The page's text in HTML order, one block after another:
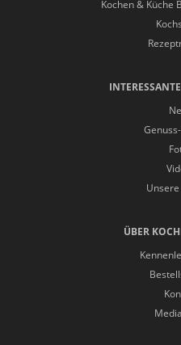
Kochen & Küche
ÜBER